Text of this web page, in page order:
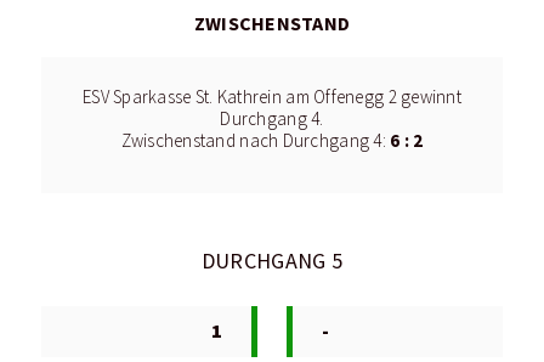
ZWISCHENSTAND
ESV Sparkasse St. Kathrein am Offenegg 2 gewinnt
Durchgang 4.
Zwischenstand nach Durchgang 4: 6 : 2
DURCHGANG 5
1 -